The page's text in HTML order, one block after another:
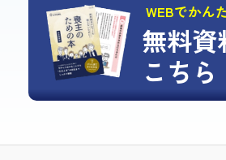
WEBでかん
無料資
こちら